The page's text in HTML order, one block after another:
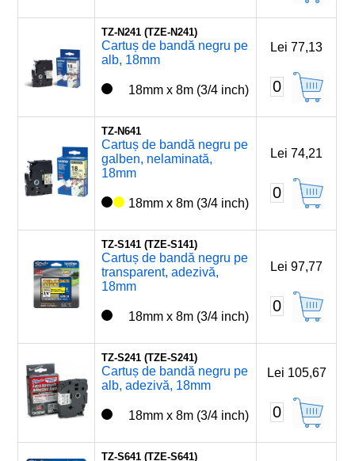
TZ-N241 (TZE-N241)
Cartuș de bandă negru pe
alb, 18mm
18mm x 8m (3/4 inch)
Lei 77,13
0
TZ-N641
Cartuș de bandă negru pe
galben, nelaminată,
18mm
18mm x 8m (3/4 inch)
Lei 74,21
0
TZ-S141 (TZE-S141)
Cartuș de bandă negru pe
transparent, adezivă,
18mm
18mm x 8m (3/4 inch)
Lei 97,77
0
TZ-S241 (TZE-S241)
Cartuș de bandă negru pe
alb, adezivă, 18mm
18mm x 8m (3/4 inch)
Lei 105,67
0
TZ-S641 (TZE-S641)